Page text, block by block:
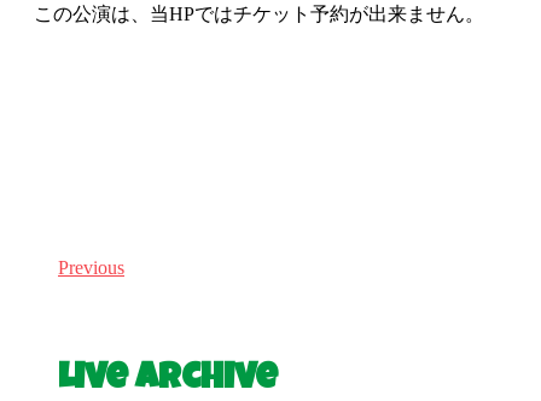
この公演は、当HPではチケット予約が出来ません。
Previous
Live Archive